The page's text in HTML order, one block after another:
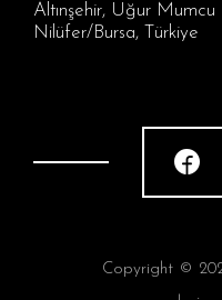
Altınşehir, Uğur Mumcu
Nilüfer/Bursa, Türkiye
Copyright ©